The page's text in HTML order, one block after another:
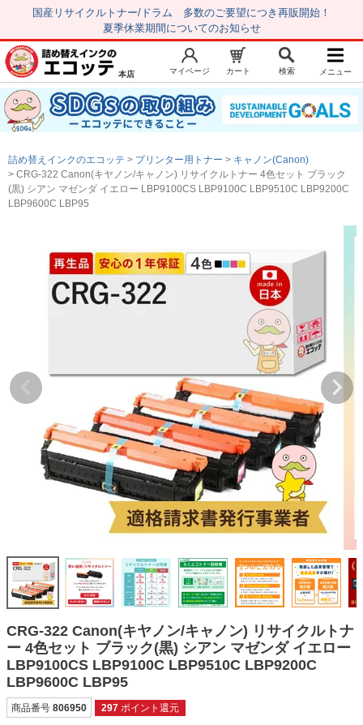
国産リサイクルトナー/ドラム 多数のご要望につき再販開始！
夏季休業期間についてのお知らせ
新規会員登録 マイページ
トップページ お気に入り
注文履歴 レビュー履歴
はじめての方へ
初心者用セット
キャノンインク
詰め替えインク
互換インクボトル
互換インクカートリッジ
再生インクカートリッジ
記事を探す
ご利用ガイド
よくある質問
お問い合わせ
会員専用商品
説明書ダウンロード
本店 マイページ カート 検索 メニュー
詰め替えインクのエコッテ プリンター用トナー
キャノン(Canon)
CRG-322 Canon(キヤノン/キャノン) リサイクルトナー 4色セット ブラック
(黒) シアン マゼンダ イエロー LBP9100CS LBP9100C LBP9510C LBP9200C
LBP9600C LBP95
CRG-322 Canon(キヤノン/キャノン) リサイクルトナ
ー 4色セット ブラック(黒) シアン マゼンダ イエロー
LBP9100CS LBP9100C LBP9510C LBP9200C
LBP9600C LBP95
商品番号 806950 297 ポイント還元